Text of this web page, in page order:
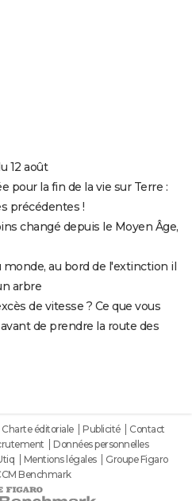
12 août
pour la fin de la vie sur Terre :
précédentes !
changé depuis le Moyen Âge,
au bord de l'extinction il
arbre
de vitesse ? Ce que vous
de prendre la route des
Charte éditoriale Publicité
Contact
Données personnelles
Mentions légales
Groupe Figaro
Benchmark